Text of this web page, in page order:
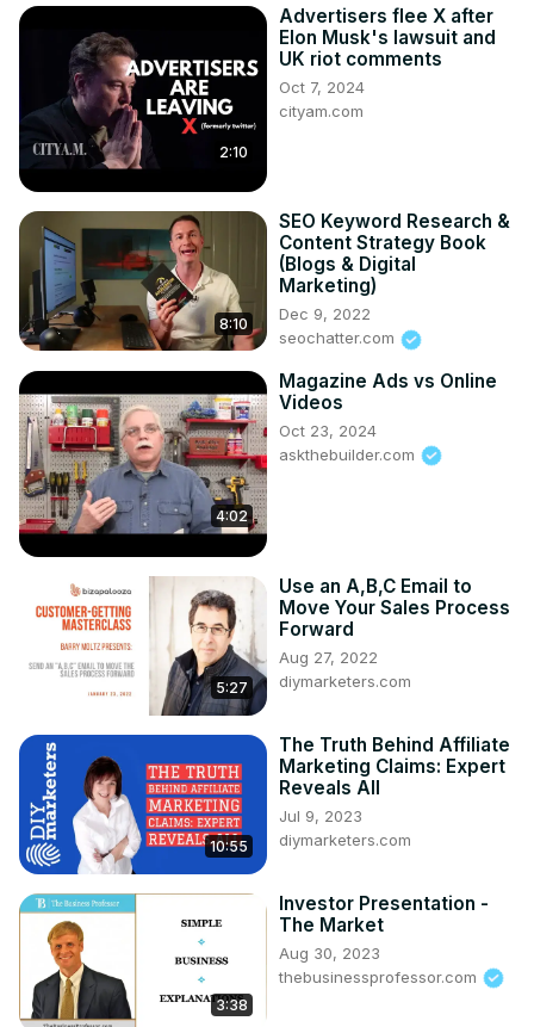
2:10
Advertisers flee X after
Elon Musk's lawsuit and
UK riot comments
Oct 7, 2024
cityam.com
8:10
SEO Keyword Research &
Content Strategy Book
(Blogs & Digital
Marketing)
Dec 9, 2022
seochatter.com
4:02
Magazine Ads vs Online
Videos
Oct 23, 2024
askthebuilder.com
5:27
Use an A,B,C Email to
Move Your Sales Process
Forward
Aug 27, 2022
diymarketers.com
10:55
The Truth Behind Affiliate
Marketing Claims: Expert
Reveals All
Jul 9, 2023
diymarketers.com
3:38
Investor Presentation -
The Market
Aug 30, 2023
thebusinessprofessor.com